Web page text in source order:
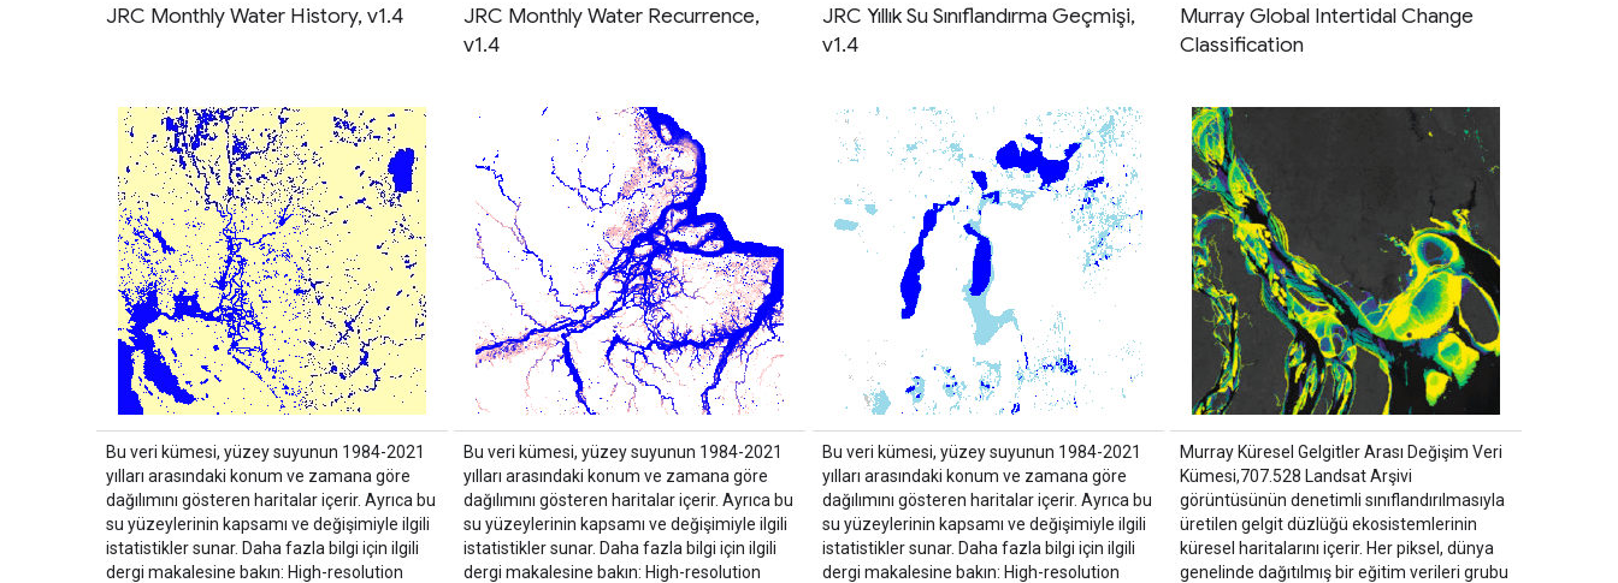
JRC Monthly Water History, v1.4
Bu veri kümesi, yüzey suyunun 1984-2021
yılları arasındaki konum ve zamana göre
dağılımını gösteren haritalar içerir. Ayrıca bu
su yüzeylerinin kapsamı ve değişimiyle ilgili
istatistikler sunar. Daha fazla bilgi için ilgili
dergi makalesine bakın: High-resolution
JRC Monthly Water Recurrence,
v1.4
Bu veri kümesi, yüzey suyunun 1984-2021
yılları arasındaki konum ve zamana göre
dağılımını gösteren haritalar içerir. Ayrıca bu
su yüzeylerinin kapsamı ve değişimiyle ilgili
istatistikler sunar. Daha fazla bilgi için ilgili
dergi makalesine bakın: High-resolution
JRC Yıllık Su Sınıflandırma Geçmişi,
v1.4
Bu veri kümesi, yüzey suyunun 1984-2021
yılları arasındaki konum ve zamana göre
dağılımını gösteren haritalar içerir. Ayrıca bu
su yüzeylerinin kapsamı ve değişimiyle ilgili
istatistikler sunar. Daha fazla bilgi için ilgili
dergi makalesine bakın: High-resolution
Murray Global Intertidal Change
Classification
Murray Küresel Gelgitler Arası Değişim Veri
Kümesi,707.528 Landsat Arşivi
görüntüsünün denetimli sınıflandırılmasıyla
üretilen gelgit düzlüğü ekosistemlerinin
küresel haritalarını içerir. Her piksel, dünya
genelinde dağıtılmış bir eğitim verileri grubu